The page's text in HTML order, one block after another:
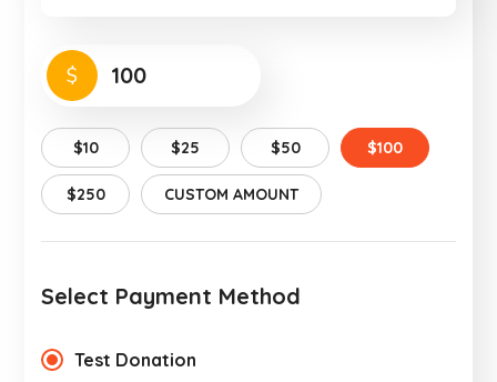
$
$10 $25 $50 $100
$250 CUSTOM AMOUNT
Select Payment Method
Test Donation